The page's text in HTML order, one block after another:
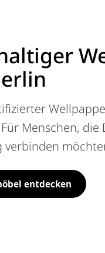
Menschen, die
entdecken